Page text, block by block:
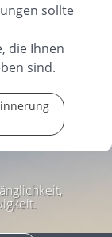
sollte
die Ihnen
sind.